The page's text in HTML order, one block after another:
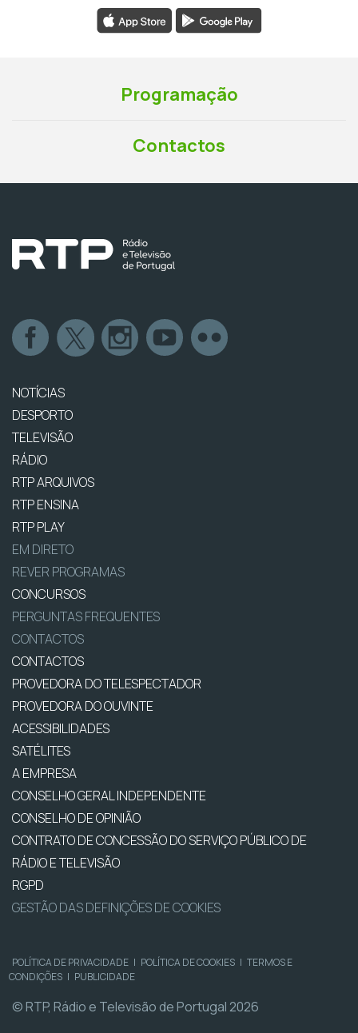
Programação
Contactos
NOTÍCIAS
DESPORTO
TELEVISÃO
RÁDIO
RTP ARQUIVOS
RTP ENSINA
RTP PLAY
EM DIRETO
REVER PROGRAMAS
CONCURSOS
PERGUNTAS FREQUENTES
CONTACTOS
CONTACTOS
PROVEDORA DO TELESPECTADOR
PROVEDORA DO OUVINTE
ACESSIBILIDADES
SATÉLITES
A EMPRESA
CONSELHO GERAL INDEPENDENTE
CONSELHO DE OPINIÃO
CONTRATO DE CONCESSÃO DO SERVIÇO PÚBLICO DE
RÁDIO E TELEVISÃO
RGPD
GESTÃO DAS DEFINIÇÕES DE COOKIES
POLÍTICA DE PRIVACIDADE | POLÍTICA DE COOKIES | TERMOS E
CONDIÇÕES | PUBLICIDADE
© RTP, Rádio e Televisão de Portugal 2026